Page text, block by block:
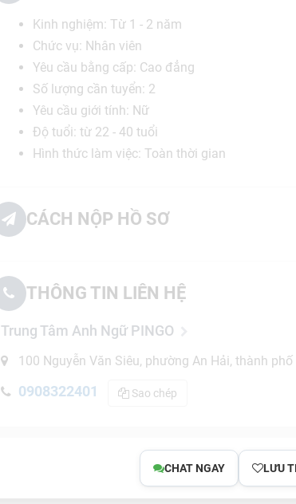
Kinh nghiệm: Từ 1 - 2 năm
Chức vụ: Nhân viên
Yêu cầu bằng cấp: Cao đẳng
Số lượng cần tuyển: 2
Yêu cầu giới tính: Nữ
Độ tuổi: từ 22 - 40 tuổi
Hình thức làm việc: Toàn thời gian
CÁCH NỘP HỒ SƠ
THÔNG TIN LIÊN HỆ
Trung Tâm Anh Ngữ PINGO
100 Nguyễn Văn Siêu, phường An Hải, thành
0908322401 Sao chép
CHAT NGAY LƯU